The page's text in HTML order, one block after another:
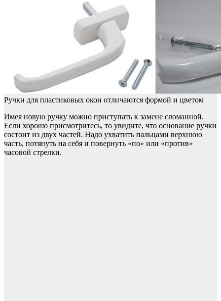
Ручки для пластиковых окон отличаются формой и цветом
Имея новую ручку можно приступать к замене сломанной.
Если хорошо присмотритесь, то увидите, что основание ручки
состоит из двух частей. Надо ухватить пальцами верхнюю
часть, потянуть на себя и повернуть «по» или «против»
часовой стрелки.